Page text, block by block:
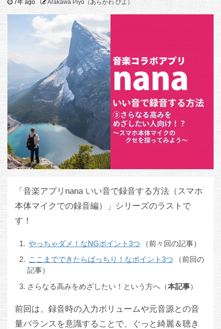
7年 ago Arakawa Piyo（あらかわ ぴよ）
「音楽アプリnana いい音で録音する方法（スマホ
本体マイクでの録音編）」シリーズのラストで
す！
やっちゃダメ！なNGポイント3つ
（前々回の記事）
ここまでできたらばっちり！なポイント3つ
（前回の
記事）
さらなる高みをめざしたい！という方へ（本記事）
前回は、録音時の入力ボリュームや元音源との音
量バランスを意識することで、ぐっと綺麗＆聴き